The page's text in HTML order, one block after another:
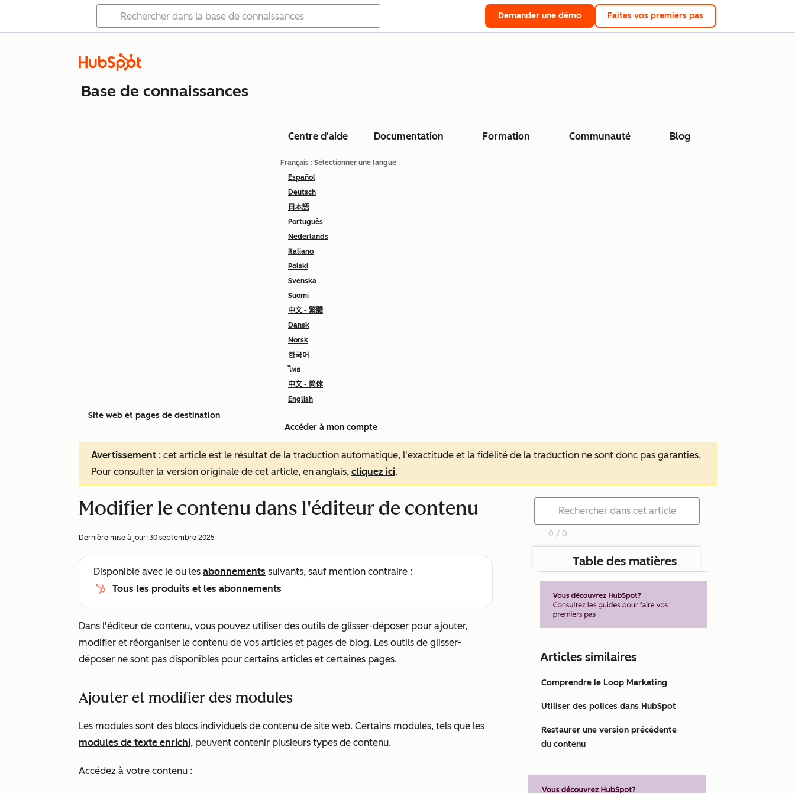
Demander une démo Faites vos premiers pas
Base de connaissances
Centre d'aide Documentation Formation Communauté Blog
Français : Sélectionner une langue
Español
Deutsch
日本語
Português
Nederlands
Italiano
Polski
Svenska
Suomi
中文 - 繁體
Dansk
Norsk
한국어
ไทย
中文 - 简体
English
Accéder à mon compte
Site web et pages de destination
Avertissement : cet article est le résultat de la traduction automatique, l'exactitude et la fidélité de la traduction ne sont donc pas garanties.
Pour consulter la version originale de cet article, en anglais, cliquez ici.
Modifier le contenu dans l'éditeur de contenu
Dernière mise à jour: 30 septembre 2025
Disponible avec le ou les abonnements suivants, sauf mention contraire :
Tous les produits et les abonnements
Dans l'éditeur de contenu, vous pouvez utiliser des outils de glisser-déposer pour ajouter,
modifier et réorganiser le contenu de vos articles et pages de blog. Les outils de glisser-
déposer ne sont pas disponibles pour certains articles et certaines pages.
Ajouter et modifier des modules
Les modules sont des blocs individuels de contenu de site web. Certains modules, tels que les
modules de texte enrichi, peuvent contenir plusieurs types de contenu.
Accédez à votre contenu :
0 / 0
Table des matières
Articles similaires
Comprendre le Loop Marketing
Utiliser des polices dans HubSpot
Restaurer une version précédente
du contenu